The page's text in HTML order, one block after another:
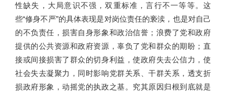
性缺失，大局意识不强，双重标准，言行不一等等。这
些“修身不严”的具体表现是对岗位责任的亵渎，也是对自己
的不负责任，损害自身形象和政治信誉；浪费了党和政府
提供的公共资源和政府资源，辜负了党和群众的期盼；直
接或间接损害了群众的切身利益，使政府失去公信力，使
社会失去凝聚力，同时影响党群关系、干群关系，透支折
损政府形象，动摇党的执政之基。究其原因归根到底就是